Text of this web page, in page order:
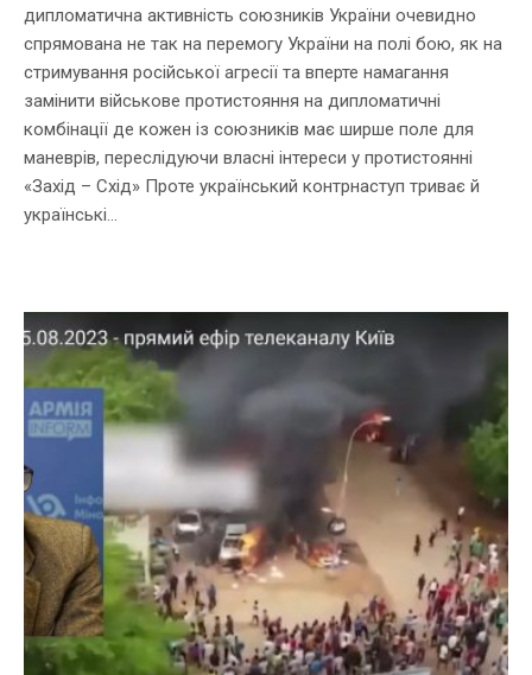
дипломатична активність союзників України очевидно
спрямована не так на перемогу України на полі бою, як на
стримування російської агресії та вперте намагання
замінити військове протистояння на дипломатичні
комбінації де кожен із союзників має ширше поле для
маневрів, переслідуючи власні інтереси у протистоянні
«Захід – Схід» Проте український контрнаступ триває й
українські...